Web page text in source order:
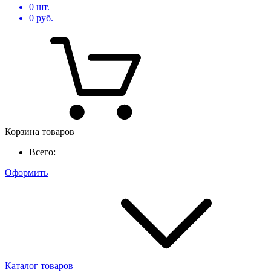
0 шт.
0 руб.
Корзина товаров
Всего:
Оформить
Каталог товаров